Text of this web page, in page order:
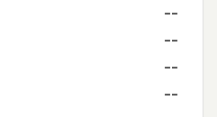
--
--
--
--